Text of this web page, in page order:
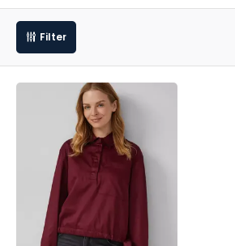
Filter